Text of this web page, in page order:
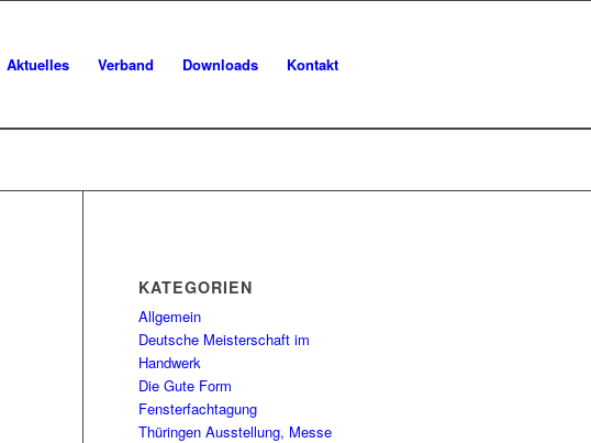
Aktuelles Verband Downloads Kontakt
KATEGORIEN
Allgemein
Deutsche Meisterschaft im
Handwerk
Die Gute Form
Fensterfachtagung
Thüringen Ausstellung, Messe